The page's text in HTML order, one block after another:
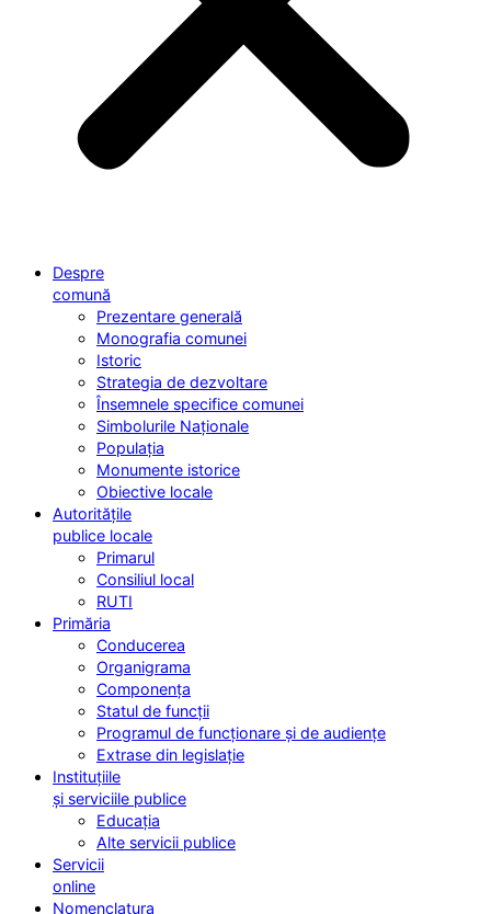
Despre
comună
Prezentare generală
Monografia comunei
Istoric
Strategia de dezvoltare
Însemnele specifice comunei
Simbolurile Naționale
Populația
Monumente istorice
Obiective locale
Autoritățile
publice locale
Primarul
Consiliul local
RUTI
Primăria
Conducerea
Organigrama
Componența
Statul de funcții
Programul de funcționare și de audiențe
Extrase din legislație
Instituțiile
și serviciile publice
Educația
Alte servicii publice
Servicii
online
Nomenclatura